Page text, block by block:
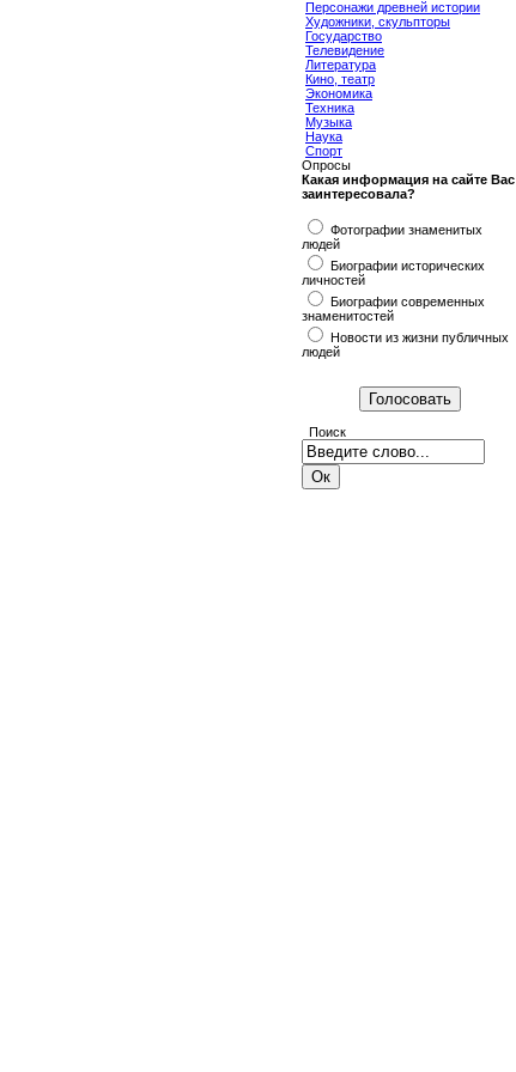
Персонажи древней истории
Художники, скульпторы
Государство
Телевидение
Литература
Кино, театр
Экономика
Техника
Музыка
Наука
Спорт
Опросы
Какая информация на сайте Вас
заинтересовала?
Фотографии знаменитых
людей
Биографии исторических
личностей
Биографии современных
знаменитостей
Новости из жизни публичных
людей
Поиск